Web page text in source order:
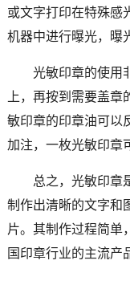
或文字打印在特殊感
机器中进行曝光，曝
光敏印章的使用非
上，再按到需要盖
敏印章的印章油可以
加注，一枚光敏印章
总之，光敏印章是
制作出清晰的文字和
片。其制作过程简单
国印章行业的主流产